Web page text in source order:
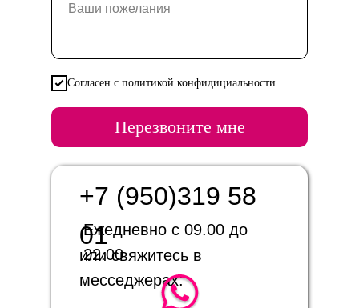
Согласен с политикой конфидициальности
Перезвоните мне
Ежедневно с 09.00 до
22.00
или свяжитесь в
месседжерах:
+7 (950)319 58
01